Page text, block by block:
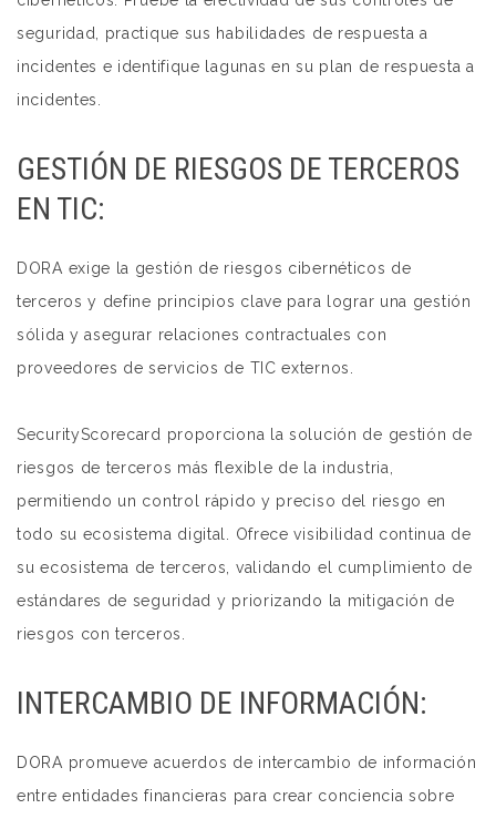
seguridad, practique sus habilidades de respuesta a
incidentes e identifique lagunas en su plan de respuesta a
incidentes.
GESTIÓN DE RIESGOS DE TERCEROS
EN TIC:
DORA exige la gestión de riesgos cibernéticos de
terceros y define principios clave para lograr una gestión
sólida y asegurar relaciones contractuales con
proveedores de servicios de TIC externos.
SecurityScorecard proporciona la solución de gestión de
riesgos de terceros más flexible de la industria,
permitiendo un control rápido y preciso del riesgo en
todo su ecosistema digital. Ofrece visibilidad continua de
su ecosistema de terceros, validando el cumplimiento de
estándares de seguridad y priorizando la mitigación de
riesgos con terceros.
INTERCAMBIO DE INFORMACIÓN:
DORA promueve acuerdos de intercambio de información
entre entidades financieras para crear conciencia sobre